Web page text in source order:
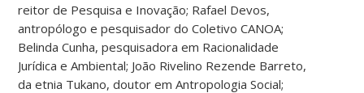
reitor de Pesquisa e Inovação; Rafael Devos,
antropólogo e pesquisador do Coletivo CANOA;
Belinda Cunha, pesquisadora em Racionalidade
Jurídica e Ambiental; João Rivelino Rezende Barreto,
da etnia Tukano, doutor em Antropologia Social;